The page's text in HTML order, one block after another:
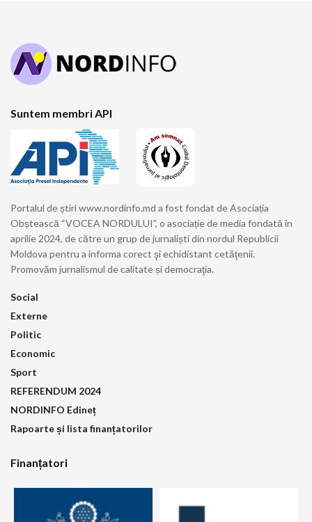
Suntem membri API
Portalul de știri www.nordinfo.md a fost fondat de Asociația
Obștească “VOCEA NORDULUI”, o asociație de media fondată în
aprilie 2024, de către un grup de jurnaliști din nordul Republicii
Moldova pentru a informa corect şi echidistant cetăţenii.
Promovăm jurnalismul de calitate și democraţia.
Social
Externe
Politic
Economic
Sport
REFERENDUM 2024
NORDINFO Edineț
Rapoarte și lista finanțatorilor
Finanțatori